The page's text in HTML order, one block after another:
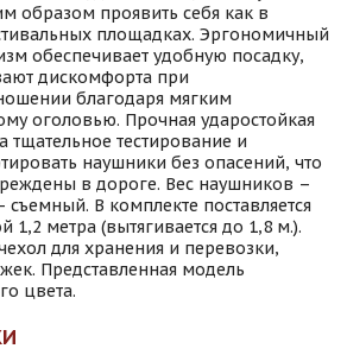
образом проявить себя как в
площадках. Эргономичный
обеспечивает удобную посадку,
дискомфорта при
благодаря мягким
оголовью. Прочная ударостойкая
тщательное тестирование и
наушники без опасений, что
в дороге. Вес наушников –
В комплекте поставляется
1,2 метра (вытягивается до 1,8 м.).
для хранения и перевозки,
Представленная модель
цвета.